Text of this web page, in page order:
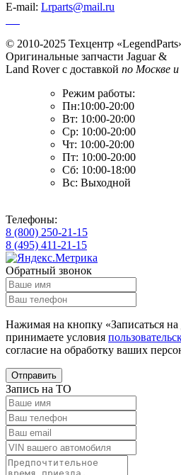
E-mail: Lrparts@mail.ru
© 2010-2025 Техцентр
Оригинальные запчасти Jaguar &
Land Rover с доставкой по Москве и
Режим работы:
Пн:10:00-20:00
Вт: 10:00-20:00
Ср: 10:00-20:00
Чт: 10:00-20:00
Пт: 10:00-20:00
Сб: 10:00-18:00
Вс: Выходной
Телефоны:
8 (800) 250-21-15
8 (495) 411-21-15
Обратный звонок
Нажимая на кнопку «Записаться
принимаете условия
согласие на обработку ваших
Отправить
Запись на ТО